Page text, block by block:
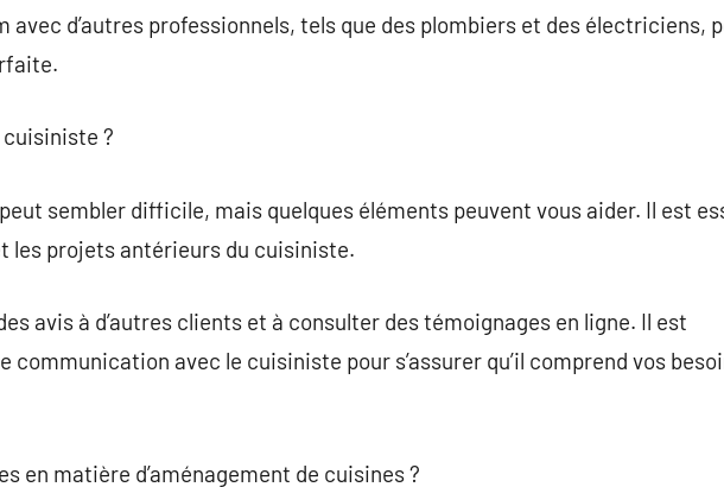
avec d’autres professionnels, tels que des plombiers et des électriciens,
?
sembler difficile, mais quelques éléments peuvent vous aider. Il est
les projets antérieurs du cuisiniste.
avis à d’autres clients et à consulter des témoignages en ligne. Il est
communication avec le cuisiniste pour s’assurer qu’il comprend vos
en matière d’aménagement de cuisines ?